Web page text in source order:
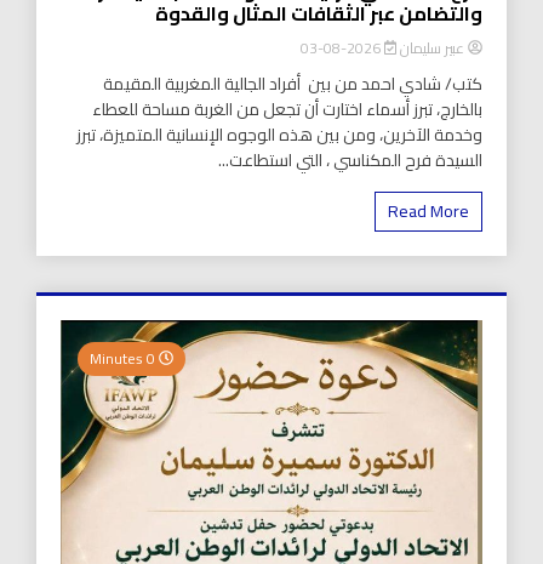
والتضامن عبر الثقافات المثال والقدوة
عبير سليمان 2026-08-03
كتب/ شادي احمد من بين أفراد الجالية المغربية المقيمة
بالخارج، تبرز أسماء اختارت أن تجعل من الغربة مساحة للعطاء
وخدمة الآخرين، ومن بين هذه الوجوه الإنسانية المتميزة، تبرز
السيدة فرح المكناسي ، التي استطاعت...
Read More